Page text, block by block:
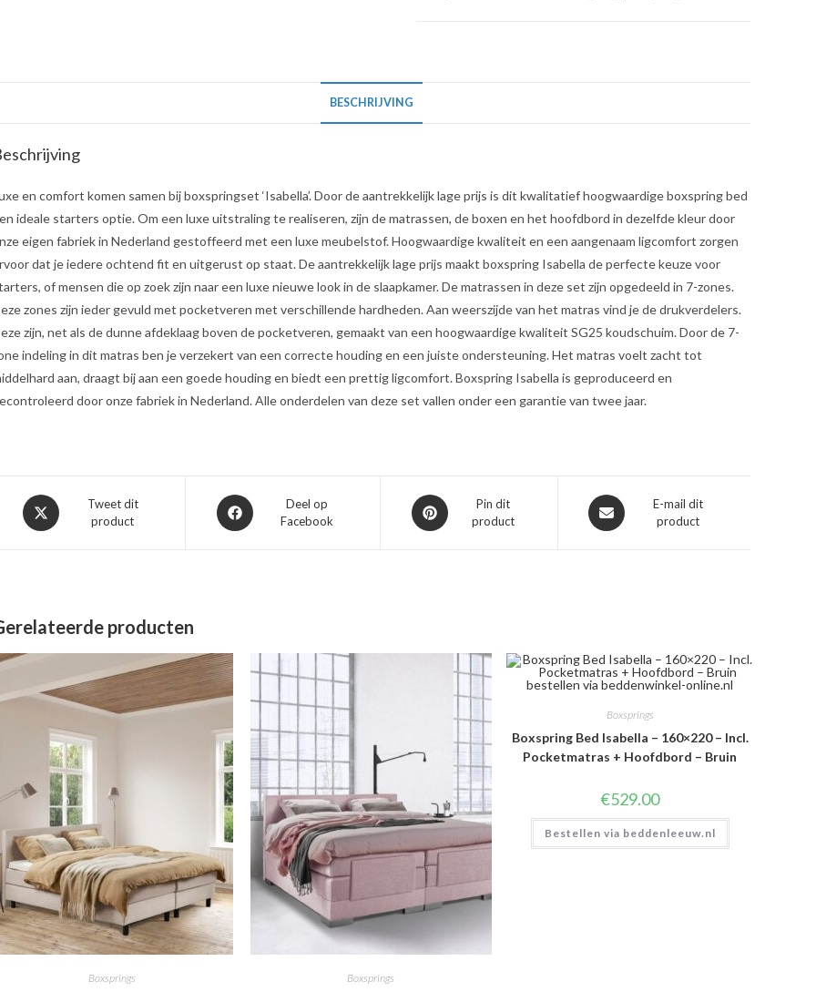
BESCHRIJVING
en comfort komen samen bij boxspringset ‘Isabella’. Door de aantrekkelijk lage prijs is dit kwalitatief hoogwaardige boxspring bed
ideale starters optie. Om een luxe uitstraling te realiseren, zijn de matrassen, de boxen en het hoofdbord in dezelfde kleur door
eigen fabriek in Nederland gestoffeerd met een luxe meubelstof. Hoogwaardige kwaliteit en een aangenaam ligcomfort zorgen
dat je iedere ochtend fit en uitgerust op staat. De aantrekkelijk lage prijs maakt boxspring Isabella de perfecte keuze voor
of mensen die op zoek zijn naar een luxe nieuwe look in de slaapkamer. De matrassen in deze set zijn opgedeeld in 7-zones.
zones zijn ieder gevuld met pocketveren met verschillende hardheden. Aan weerszijde van het matras vind je de drukverdelers.
zijn, net als de dunne afdeklaag boven de pocketveren, gemaakt van een hoogwaardige kwaliteit SG25 koudschuim. Door de 7-
indeling in dit matras ben je verzekert van een correcte houding en een juiste ondersteuning. Het matras voelt zacht tot
aan, draagt bij aan een goede houding en biedt een prettig ligcomfort. Boxspring Isabella is geproduceerd en
door onze fabriek in Nederland. Alle onderdelen van deze set vallen onder een garantie van twee jaar.
Opent
in
Tweet dit
product
Opent
in
Deel op
Facebook
Opent
in
Pin dit
product
Opent
in
E-mail dit
product
producten
Boxsprings Boxsprings
Boxsprings
Boxspring Bed Isabella – 160×220 – Incl.
Pocketmatras + Hoofdbord – Bruin
€529.00
Bestellen via beddenleeuw.nl